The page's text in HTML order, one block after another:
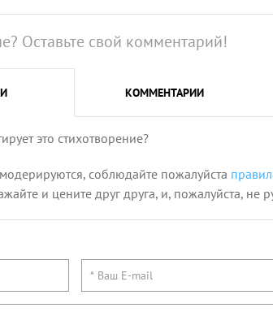
Оставьте свой комментарий!
КОММЕНТАРИИ
это стихотворение?
соблюдайте пожалуйста
и цените друг друга, и, пожалуйста, не